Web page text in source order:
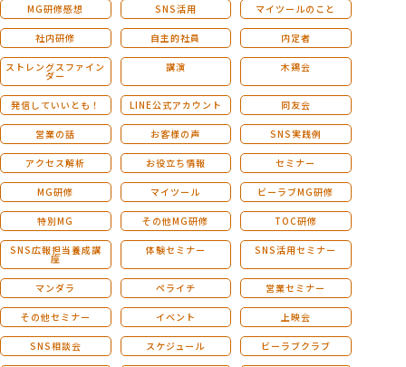
MG研修感想 SNS活用 マイツールのこと
社内研修 自主的社員 内定者
ストレングスファイン
ダー
講演 木鶏会
発信していいとも！ LINE公式アカウント 同友会
営業の話 お客様の声 SNS実践例
アクセス解析 お役立ち情報 セミナー
MG研修 マイツール ビーラブMG研修
特別MG その他MG研修 TOC研修
SNS広報担当養成講
座
体験セミナー SNS活用セミナー
マンダラ ペライチ 営業セミナー
その他セミナー イベント 上映会
SNS相談会 スケジュール ビーラブクラブ